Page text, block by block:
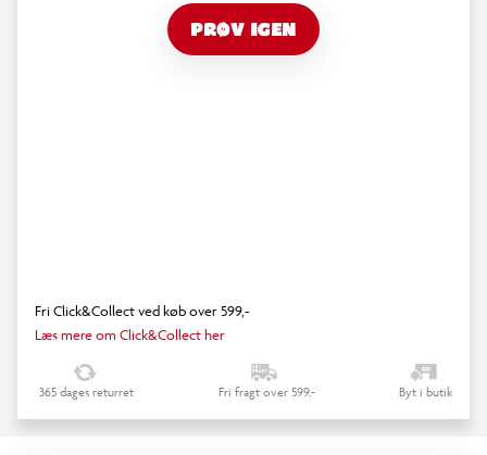
PRØV IGEN
Fri Click&Collect ved køb over 599,-
Læs mere om Click&Collect her
365 dages returret Fri fragt over 599,- Byt i butik